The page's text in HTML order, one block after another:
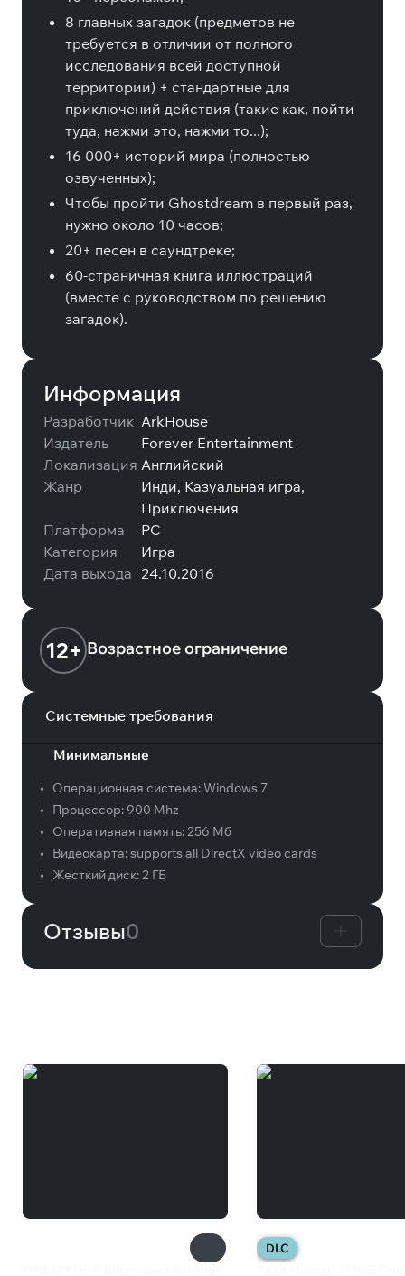
8 главных загадок (предметов не
требуется в отличии от полного
исследования всей доступной
территории) + стандартные для
приключений действия (такие как, пойти
туда, нажми это, нажми то...);
16 000+ историй мира (полностью
озвученных);
Чтобы пройти Ghostdream в первый раз,
нужно около 10 часов;
20+ песен в саундтреке;
60-страничная книга иллюстраций
(вместе с руководством по решению
загадок).
Информация
Разработчик ArkHouse
Издатель
Forever Entertainment
Локализация Английский
Жанр
Инди, Казуальная игра,
Приключения
Платформа
PC
Категория
Игра
Дата выхода 24.10.2016
12+ Возрастное ограничение
Системные требования
Минимальные
• Операционная система:Windows 7
•
Процессор: 900 Mhz
•
Оперативная память:256 Мб
•
Видеокарта:supports all DirectX video cards
•
Жесткий диск:2 ГБ
Отзывы0
DLC